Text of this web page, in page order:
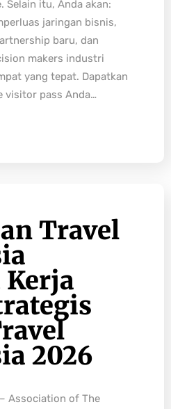
Selain itu, Anda akan:
jaringan bisnis,
baru, dan
makers industri
yang tepat. Dapatkan
visitor pass Anda…
Travel
Kerja
2026
Association of The